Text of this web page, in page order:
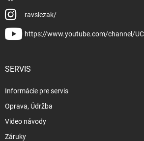
ravslezak/
https://www.youtube.com/channel/
SERVIS
Informácie pre servis
Oprava, Údržba
Video návody
Záruky